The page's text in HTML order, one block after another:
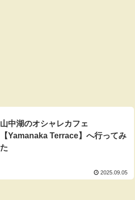
山中湖のオシャレカフェ
【Yamanaka Terrace】へ行ってみ
た
2025.09.05